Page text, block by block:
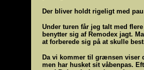
Der bliver holdt rigeligt med
Under turen får jeg talt med
benytter sig af Remodex jagt.
at forberede sig på at skulle
Da vi kommer til grænsen viser
men har husket sit våbenpas.